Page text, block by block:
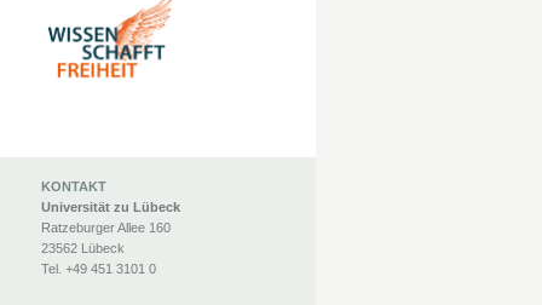
KONTAKT
Universität zu Lübeck
Ratzeburger Allee 160
23562 Lübeck
Tel. +49 451 3101 0